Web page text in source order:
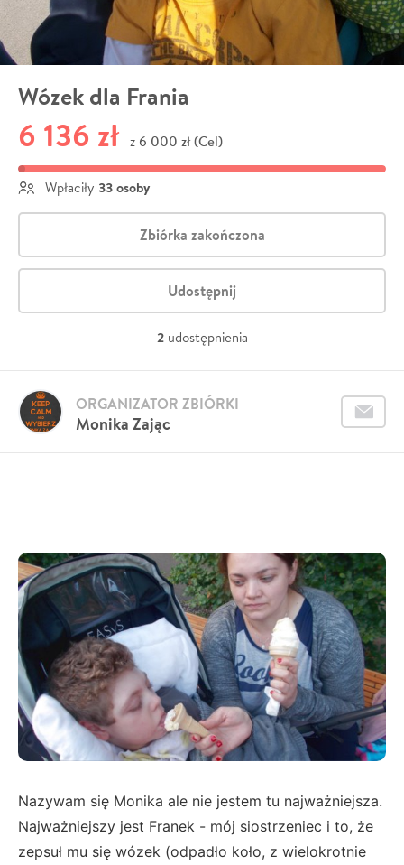
Wózek dla Frania
6 136 zł z 6 000 zł (Cel)
Wpłaciły 33 osoby
Zbiórka zakończona
Udostępnij
2 udostępnienia
Monika Zając
ORGANIZATOR ZBIÓRKI
Nazywam się Monika ale nie jestem tu najważniejsza.
Najważniejszy jest Franek - mój siostrzeniec i to, że
zepsuł mu się wózek (odpadło koło, z wielokrotnie